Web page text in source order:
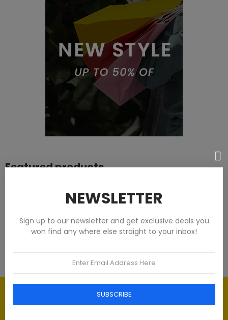
Featured products
Tommy Hilfiger Chemises - Homme -
Blanches
€93.00
Élégance intemporelle : l'art du
Luxe
NEWSLETTER
Sign up to our newsletter and get exclusive deals you
won find any where else straight to your inbox!
SUBSCRIBE